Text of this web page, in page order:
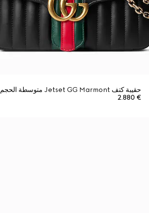
حقيبة كتف Jetset GG Marmont متوسطة الحجم
€ 2.880